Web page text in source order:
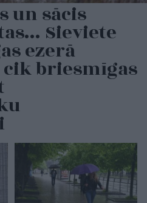
un sācis
Sieviete
ezerā
briesmīgas